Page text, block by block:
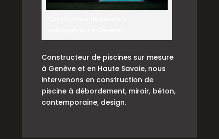
Constructeur de piscines sur mesure
à Genève et en Haute Savoie, nous
intervenons en construction de
piscine à débordement, miroir, béton,
contemporaine, design.